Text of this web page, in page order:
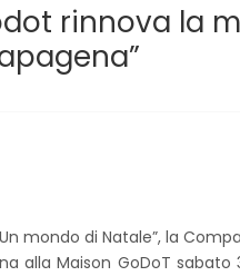
rinnova la
mondo di Natale”, la
alla Maison GoDoT